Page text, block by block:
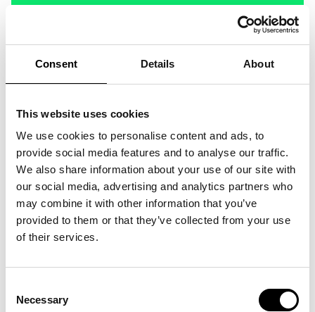
Consent Details About
This website uses cookies
We use cookies to personalise content and ads, to
provide social media features and to analyse our traffic.
We also share information about your use of our site with
our social media, advertising and analytics partners who
may combine it with other information that you’ve
provided to them or that they’ve collected from your use
of their services.
Selection
Necessary